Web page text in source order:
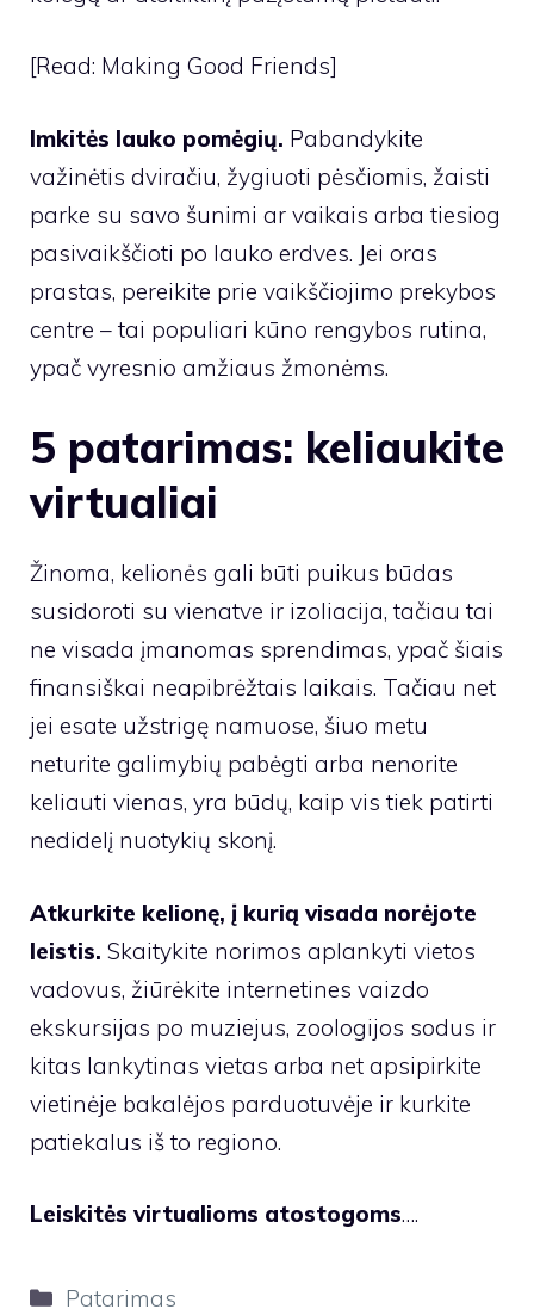
[Read: Making Good Friends]
Imkitės lauko pomėgių. Pabandykite
važinėtis dviračiu, žygiuoti pėsčiomis, žaisti
parke su savo šunimi ar vaikais arba tiesiog
pasivaikščioti po lauko erdves. Jei oras
prastas, pereikite prie vaikščiojimo prekybos
centre – tai populiari kūno rengybos rutina,
ypač vyresnio amžiaus žmonėms.
5 patarimas: keliaukite
virtualiai
Žinoma, kelionės gali būti puikus būdas
susidoroti su vienatve ir izoliacija, tačiau tai
ne visada įmanomas sprendimas, ypač šiais
finansiškai neapibrėžtais laikais. Tačiau net
jei esate užstrigę namuose, šiuo metu
neturite galimybių pabėgti arba nenorite
keliauti vienas, yra būdų, kaip vis tiek patirti
nedidelį nuotykių skonį.
Atkurkite kelionę, į kurią visada norėjote
leistis. Skaitykite norimos aplankyti vietos
vadovus, žiūrėkite internetines vaizdo
ekskursijas po muziejus, zoologijos sodus ir
kitas lankytinas vietas arba net apsipirkite
vietinėje bakalėjos parduotuvėje ir kurkite
patiekalus iš to regiono.
Leiskitės virtualioms atostogoms….
Kategorijos
Patarimas